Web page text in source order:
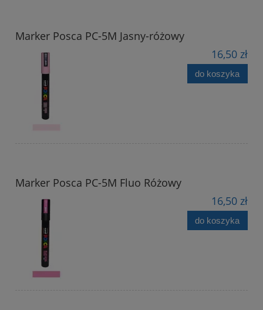
Marker Posca PC-5M Jasny-różowy
16,50 zł
do koszyka
Marker Posca PC-5M Fluo Różowy
16,50 zł
do koszyka